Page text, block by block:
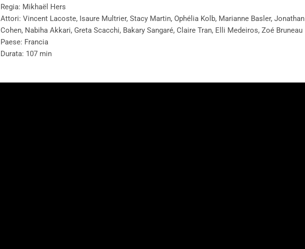
Regia: Mikhaël Hers
Attori: Vincent Lacoste, Isaure Multrier, Stacy Martin, Ophélia Kolb, Marianne Basler, Jonathan
Cohen, Nabiha Akkari, Greta Scacchi, Bakary Sangaré, Claire Tran, Elli Medeiros, Zoé Bruneau
Paese: Francia
Durata: 107 min